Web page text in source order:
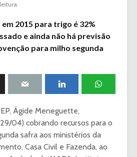
2015 para trigo é 32%
e ainda não há previsão
para milho segunda
Ágide Meneguette,
04) cobrando recursos para o
safra aos ministérios da
Casa Civil e Fazenda, ao